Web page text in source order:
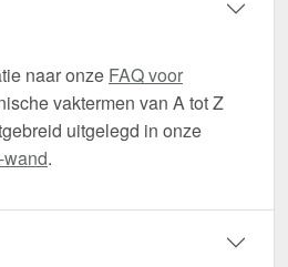
naar onze FAQ voor
vaktermen van A tot Z
uitgelegd in onze
.